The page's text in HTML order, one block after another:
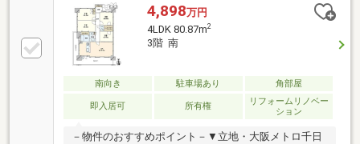
4,898万円
4LDK 80.87m2
3階 南
南向き 駐車場あり 角部屋
即入居可 所有権
リフォームリノベー
ション
－物件のおすすめポイント－▼立地・大阪メトロ千日